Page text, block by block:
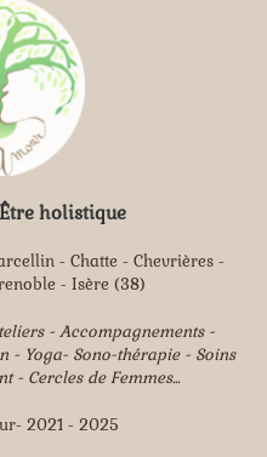
holistique
- Chatte - Chevrières -
- Isère (38)
- Accompagnements -
- Yoga- Sono-thérapie - Soins
- Cercles de Femmes...
2021 - 2025